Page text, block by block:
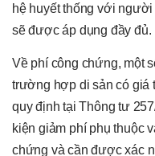
hệ huyết thống với
sẽ được áp dụng đầy đủ.
Về phí công chứng, một
trường hợp di sản có giá
quy định tại Thông tư
kiện giảm phí phụ thuộc
chứng và cần được xác